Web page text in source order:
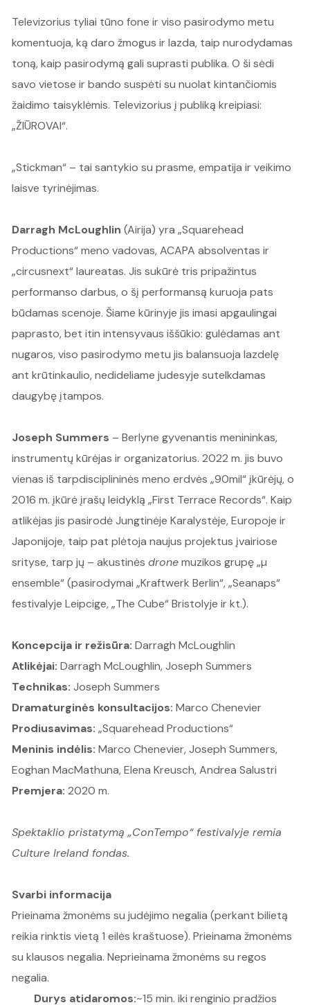
Televizorius tyliai tūno fone ir viso pasirodymo metu
komentuoja, ką daro žmogus ir lazda, taip nurodydamas
toną, kaip pasirodymą gali suprasti publika. O ši sėdi
savo vietose ir bando suspėti su nuolat kintančiomis
žaidimo taisyklėmis. Televizorius į publiką kreipiasi:
„ŽIŪROVAI“.
„Stickman“ – tai santykio su prasme, empatija ir veikimo
laisve tyrinėjimas.
Darragh McLoughlin (Airija)yra „Squarehead
Productions“ meno vadovas, ACAPA absolventas ir
„circusnext“ laureatas. Jis sukūrė tris pripažintus
performanso darbus, o šį performansą kuruoja pats
būdamas scenoje. Šiame kūrinyje jis imasi apgaulingai
paprasto, bet itin intensyvaus iššūkio: gulėdamas ant
nugaros, viso pasirodymo metu jis balansuoja lazdelę
ant krūtinkaulio, nedideliame judesyje sutelkdamas
daugybę įtampos.
Joseph Summers – Berlyne gyvenantis menininkas,
instrumentų kūrėjas ir organizatorius. 2022 m. jis buvo
vienas iš tarpdisciplininės meno erdvės „90mil“ įkūrėjų, o
2016 m. įkūrė įrašų leidyklą „First Terrace Records“. Kaip
atlikėjas jis pasirodė Jungtinėje Karalystėje, Europoje ir
Japonijoje, taip pat plėtoja naujus projektus įvairiose
srityse, tarp jų – akustinės drone muzikos grupę „µ
ensemble“ (pasirodymai „Kraftwerk Berlin“, „Seanaps“
festivalyje Leipcige, „The Cube“ Bristolyje ir kt.).
Koncepcija ir režisūra: Darragh McLoughlin
Atlikėjai: Darragh McLoughlin, Joseph Summers
Technikas: Joseph Summers
Dramaturginės konsultacijos: Marco Chenevier
Prodiusavimas: „Squarehead Productions“
Meninis indėlis: Marco Chenevier, Joseph Summers,
Eoghan MacMathuna, Elena Kreusch, Andrea Salustri
Premjera: 2020 m.
Spektaklio pristatymą „ConTempo“ festivalyje remia
Culture Ireland fondas.
Svarbi informacija
Prieinama žmonėms su judėjimo negalia (perkant bilietą
reikia rinktis vietą 1 eilės kraštuose). Prieinama žmonėms
su klausos negalia. Neprieinama žmonėms su regos
negalia.
Durys atidaromos:~15 min. iki renginio pradžios